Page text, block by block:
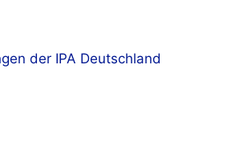
der IPA Deutschland